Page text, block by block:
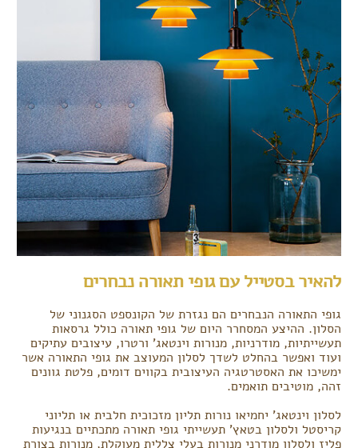
להאיר בסטייל עם גופי תאורה נבחרים
גופי התאורה הנבחרים הם נגזרת של הקונספט הסגנוני של
הסלון. ההיצע המסחרר היום של גופי תאורה כולל גרסאות
תעשייתיות, מודרניות, מנורות וינטאג' ורטרו, עיצובים עתיקים
ועוד ואפשר בהחלט לשדך לסלון המעוצב את גופי התאורה אשר
ימשיכו את האסטרטגיה העיצובית בקווים דומים, פלטת גוונים
זהה, מוטיבים תואמים.
לסלון וינטאג' יחמיאו נורות תליון מזכוכית חלבית או תליוני
קריסטל ולסלון בטאץ' תעשייתי גופי תאורה מתכתיים בנגיעות
פליז ולסלון מודרני מנורות בעלי צללית מעוקלת, מנורות בצורת